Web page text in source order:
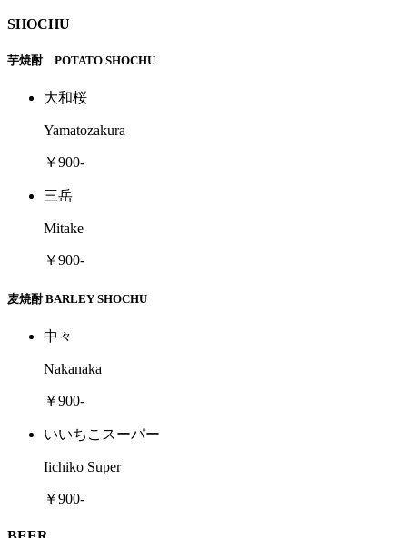
SHOCHU
芋焼酎 POTATO SHOCHU
大和桜
Yamatozakura
￥900-
三岳
Mitake
￥900-
麦焼酎 BARLEY SHOCHU
中々
Nakanaka
￥900-
いいちこスーパー
Iichiko Super
￥900-